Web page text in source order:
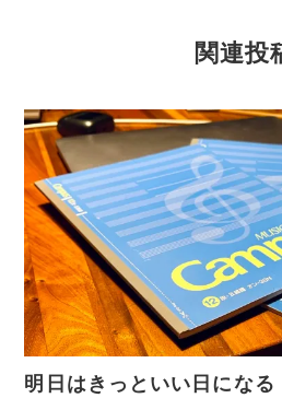
関連投
明日はきっといい日にな